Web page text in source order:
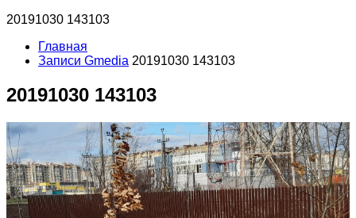
20191030 143103
Главная
Записи Gmedia 20191030 143103
20191030 143103